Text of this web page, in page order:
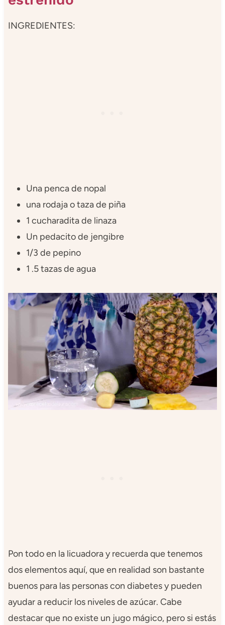
INGREDIENTES:
Una penca de nopal
una rodaja o taza de piña
1 cucharadita de linaza
Un pedacito de jengibre
1/3 de pepino
1 .5 tazas de agua
Pon todo en la licuadora y recuerda que tenemos
dos elementos aquí, que en realidad son bastante
buenos para las personas con diabetes y pueden
ayudar a reducir los niveles de azúcar. Cabe
destacar que no existe un jugo mágico, pero si estás